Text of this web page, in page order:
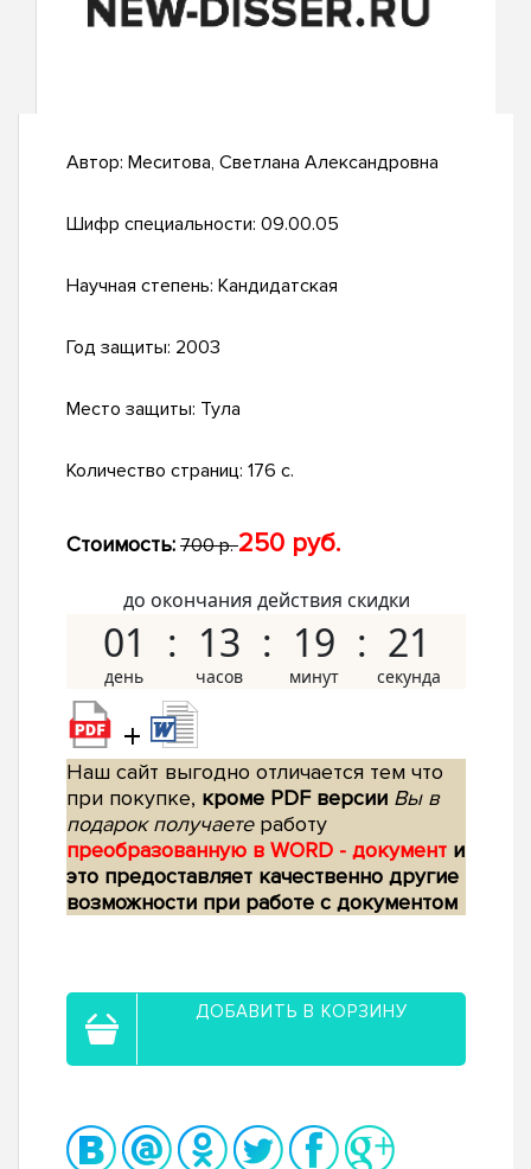
Автор: Меситова, Светлана Александровна
Шифр специальности: 09.00.05
Научная степень: Кандидатская
Год защиты: 2003
Место защиты: Тула
Количество страниц: 176 с.
Стоимость: 700 р.250 руб.
до окончания действия скидки
01 13 19 20
+
Наш сайт выгодно отличается тем что
при покупке, кроме PDF версии Вы в
подарок получаетеработу
преобразованную в WORD - документ и
это предоставляет качественно другие
возможности при работе с документом
ДОБАВИТЬ В КОРЗИНУ